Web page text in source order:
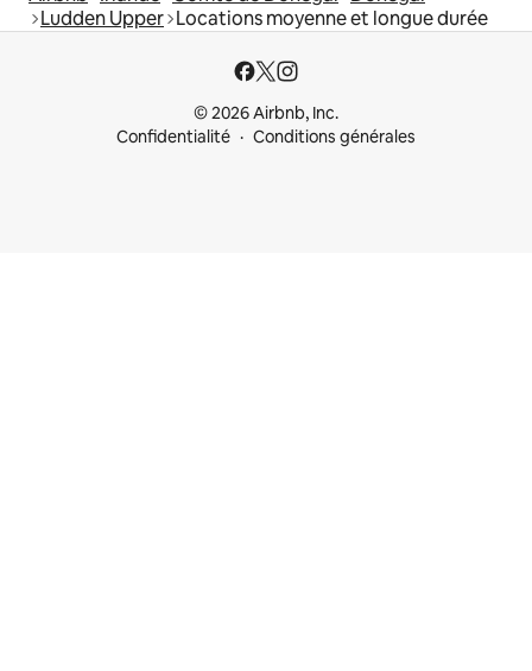
Ludden Upper Locations moyenne et longue durée
© 2026 Airbnb, Inc.
Confidentialité
Conditions générales